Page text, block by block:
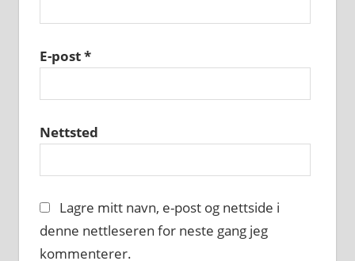
E-post*
Nettsted
Lagre mitt navn, e-post og nettside i
denne nettleseren for neste gang jeg
kommenterer.